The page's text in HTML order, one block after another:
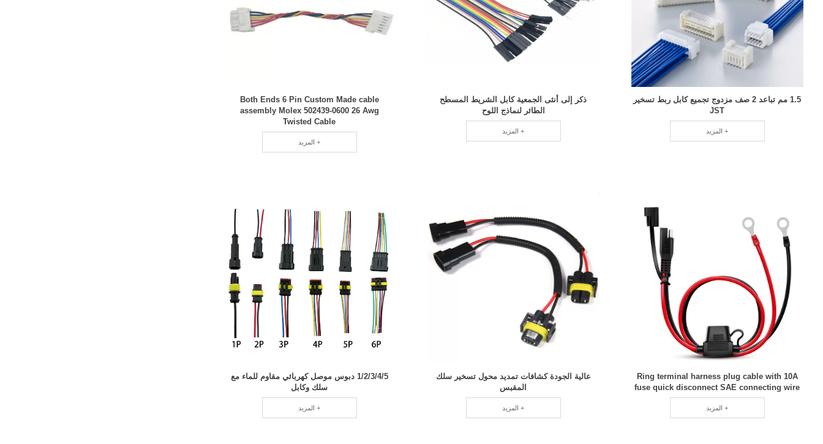
Both Ends 6 Pin Custom Made cable
assembly Molex 502439-0600 26 Awg
Twisted Cable
المزيد +
ذكر إلى أنثى الجمعية كابل الشريط المسطح
الطائر لنماذج اللوح
المزيد +
1.5 مم تباعد 2 صف مزدوج تجميع كابل ربط تسخير
JST
المزيد +
1/2/3/4/5 دبوس موصل كهربائي مقاوم للماء مع
سلك وكابل
المزيد +
عالية الجودة كشافات تمديد محول تسخير سلك
المقبس
المزيد +
Ring terminal harness plug cable with 10A
fuse quick disconnect SAE connecting wire
المزيد +